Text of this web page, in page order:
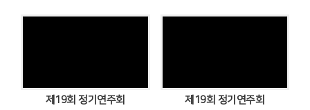
제19회 정기연주회
제19회 정기연주회